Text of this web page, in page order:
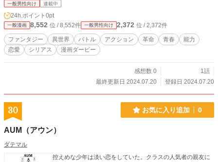
一般男性向け 連載中
24h.ポイント 0pt
一般漫画 8,552 位 / 8,552件 一般男性向け 2,372 位 / 2,372件
ファンタジー 異世界 バトル アクション 革命 青春
能力
恋愛
シリアス 漫画ダービー
感想数 0
1話
最終更新日 2024.07.20
登録日 2024.07.20
30 お気に入り追加 0
AUM（アウン）
ダテマル
控えめな少年は淡い恋をしていた。クラスの人気者の親友に